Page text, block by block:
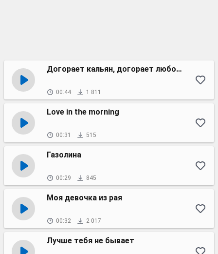
Догорает кальян, догорает любовь
00:44 1 811
Love in the morning
00:31 515
Газолина
00:29 845
Моя девочка из рая
00:32 2 017
Лучше тебя не бывает